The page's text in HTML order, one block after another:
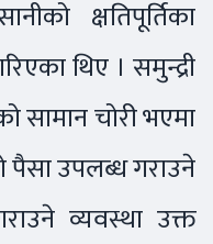
क्षतिपूर्तिका
थिए । समुन्द्री
सामान चोरी भएमा
पैसा उपलब्ध गराउने
व्यवस्था उक्त